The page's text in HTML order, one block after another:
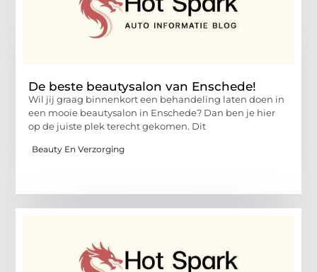
De beste beautysalon van Enschede!
Wil jij graag binnenkort een behandeling laten doen in
een mooie beautysalon in Enschede? Dan ben je hier
op de juiste plek terecht gekomen. Dit
Beauty En Verzorging